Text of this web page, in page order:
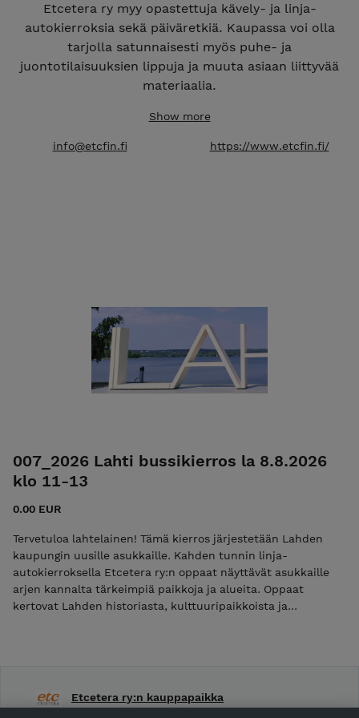
Etcetera ry myy opastettuja kävely- ja linja-
autokierroksia sekä päiväretkiä. Kaupassa voi olla
tarjolla satunnaisesti myös puhe- ja
juontotilaisuuksien lippuja ja muuta asiaan liittyvää
materiaalia.
Lisätietoja yhdistyksen toiminnasta löytyy
Show more
info@etcfin.fi https://www.etcfin.fi/
007_2026 Lahti bussikierros la 8.8.2026
klo 11-13
0.00 EUR
Tervetuloa lahtelainen! Tämä kierros järjestetään Lahden
kaupungin uusille asukkaille. Kahden tunnin linja-
autokierroksella Etcetera ry:n oppaat näyttävät asukkaille
arjen kannalta tärkeimpiä paikkoja ja alueita. Oppaat
kertovat Lahden historiasta, kulttuuripaikkoista ja
paluu: Marolankadun turistipysäkki (Lahden kauppatorin
laidalla)
Etcetera ry:n kauppapaikka